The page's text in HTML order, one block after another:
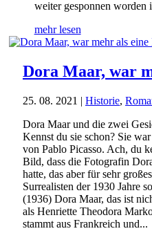
weiter gesponnen worden
mehr lesen
Dora Maar, war
25. 08. 2021 | Historie,
Dora Maar und die zwei
Kennst du sie schon? Sie
von Pablo Picasso. Ach, du
Bild, dass die Fotografin
hatte, das aber für sehr
Surrealisten der 1930 Jahre
(1936) Dora Maar, das ist
als Henriette Theodora
stammt aus Frankreich und...